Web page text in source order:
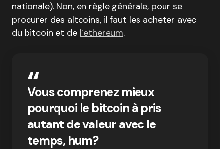
nationale). Non, en règle générale, pour se
procurer des altcoins, il faut les acheter avec
du bitcoin et de l’ethereum.
Vous comprenez mieux
pourquoi le bitcoin à pris
autant de valeur avec le
temps, hum?